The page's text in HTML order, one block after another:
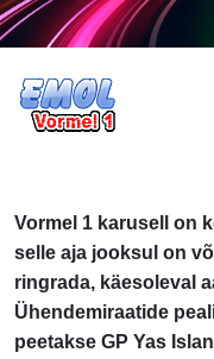
Vormel 1 karusell on
selle aja jooksul on
ringrada, käesoleval
Ühendemiraatide
peetakse GP Yas